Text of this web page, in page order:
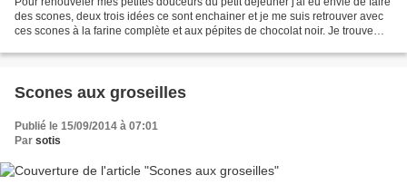
des scones, deux trois idées ce sont enchainer et je me suis retrouver avec
ces scones à la farine complète et aux pépites de chocolat noir. Je trouve
Scones aux groseilles
Publié le 15/09/2014 à 07:01
Par sotis